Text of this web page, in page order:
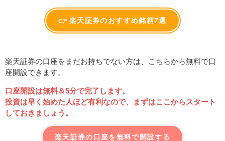
👉 楽天証券のおすすめ銘柄7選
楽天証券の口座をまだお持ちでない方は、こちらから無料で口
座開設できます。
口座開設は無料＆5分で完了します。
投資は早く始めた人ほど有利なので、まずはここからスタート
しておきましょう。
楽天証券の口座を無料で開設する